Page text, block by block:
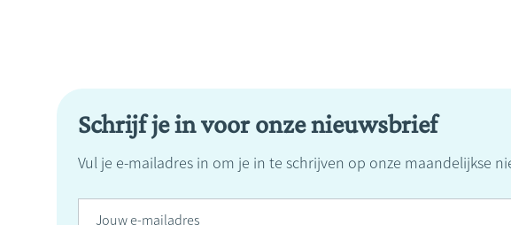
Schrijf je in voor onze nieuwsbrief
Vul je e-mailadres in om je in te schrijven op onze maandelijkse